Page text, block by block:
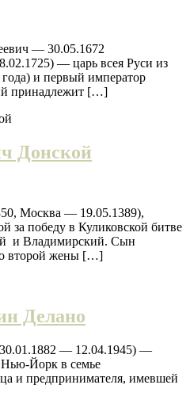
— 30.05.1672
— царь всея Руси из
и первый император
принадлежит […]
Донской
Москва — 19.05.1389),
за победу в Куликовской битве
и Владимирский. Сын
второй жены […]
Делано
— 12.04.1945) —
Нью-Йорк в семье
и предпринимателя, имевшей